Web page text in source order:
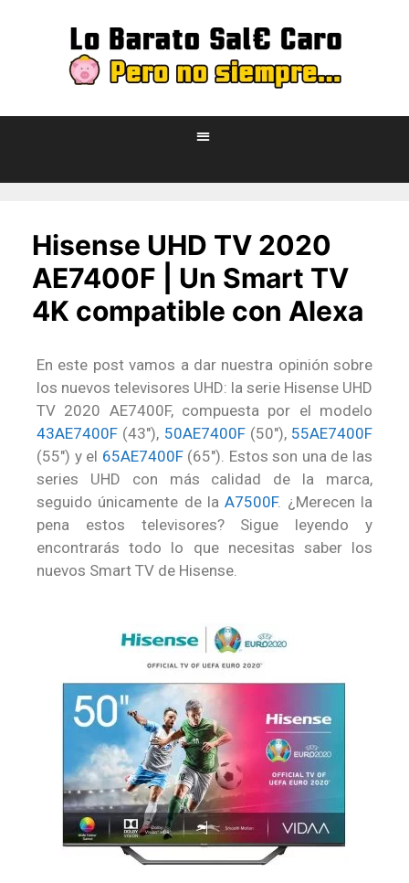
Hisense UHD TV 2020
AE7400F | Un Smart TV
4K compatible con Alexa
En este post vamos a dar nuestra opinión sobre
los nuevos televisores UHD: la serie Hisense UHD
TV 2020 AE7400F, compuesta por el modelo
43AE7400F (43″), 50AE7400F(50″), 55AE7400F
(55″) y el 65AE7400F(65″). Estos son una de las
series UHD con más calidad de la marca,
seguido únicamente de laA7500F. ¿Merecen la
pena estos televisores? Sigue leyendo y
encontrarás todo lo que necesitas saber los
nuevos Smart TV de Hisense.